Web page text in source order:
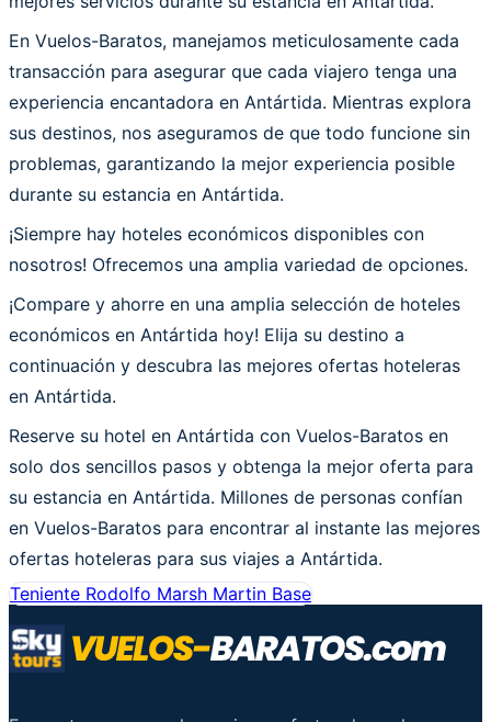
En Vuelos-Baratos, manejamos meticulosamente cada
transacción para asegurar que cada viajero tenga una
experiencia encantadora en Antártida. Mientras explora
sus destinos, nos aseguramos de que todo funcione sin
problemas, garantizando la mejor experiencia posible
durante su estancia en Antártida.
¡Siempre hay hoteles económicos disponibles con
nosotros! Ofrecemos una amplia variedad de opciones.
¡Compare y ahorre en una amplia selección de hoteles
económicos en Antártida hoy! Elija su destino a
continuación y descubra las mejores ofertas hoteleras
en Antártida.
Reserve su hotel en Antártida con Vuelos-Baratos en
solo dos sencillos pasos y obtenga la mejor oferta para
su estancia en Antártida. Millones de personas confían
en Vuelos-Baratos para encontrar al instante las mejores
ofertas hoteleras para sus viajes a Antártida.
Teniente Rodolfo Marsh Martin Base